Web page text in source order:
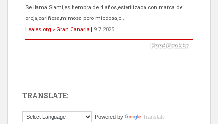
Se llama Siami,es hembra de 4 años,esterilizada con marca de
oreja,cariñosa,mimosa pero miedosa,e...
Leales.org » Gran Canaria
9.7.2025
El ayuntamiento se va a llevar a Los Gatos callejeros de la zona los
TRANSLATE:
Powered by Translate